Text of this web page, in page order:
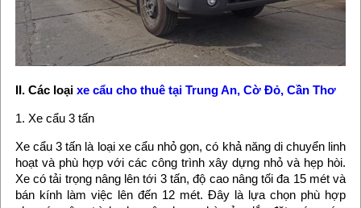
II. Các loại xe cẩu cho thuê tại Trung An, Cờ Đỏ, Cần Thơ
1. Xe cẩu 3 tấn
Xe cẩu 3 tấn là loại xe cẩu nhỏ gọn, có khả năng di chuyển linh
hoạt và phù hợp với các công trình xây dựng nhỏ và hẹp hòi.
Xe có tải trọng nâng lên tới 3 tấn, độ cao nâng tối đa 15 mét và
bán kính làm việc lên đến 12 mét. Đây là lựa chọn phù hợp